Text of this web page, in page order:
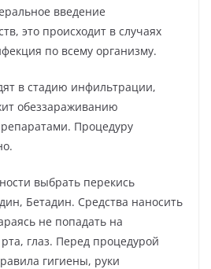
введение
это происходит в случаях
по всему организму.
в стадию инфильтрации,
обеззараживанию
Процедуру
выбрать перекись
Бетадин. Средства наносить
не попадать на
глаз. Перед процедурой
гигиены, руки